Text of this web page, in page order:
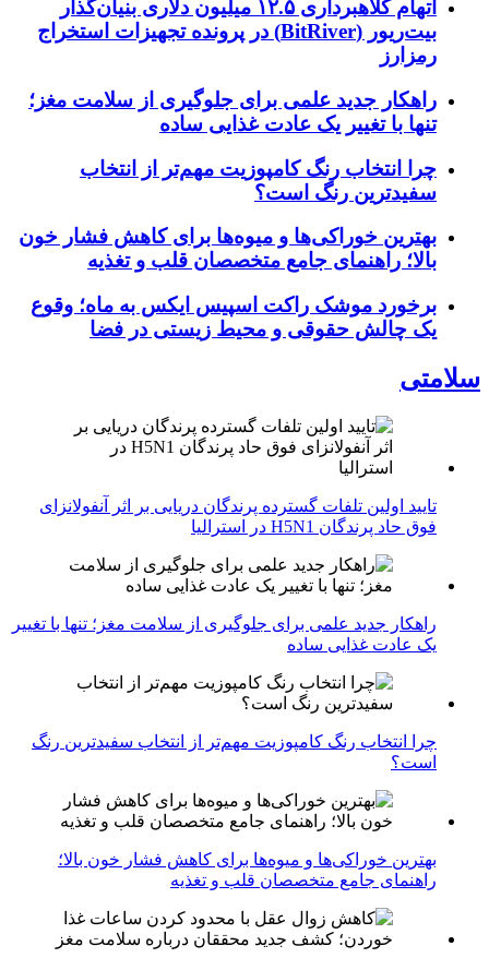
اتهام کلاهبرداری ۱۲.۵ میلیون دلاری بنیان‌گذار
بیت‌ریور (BitRiver) در پرونده تجهیزات استخراج
رمزارز
راهکار جدید علمی برای جلوگیری از سلامت مغز؛
تنها با تغییر یک عادت غذایی ساده
چرا انتخاب رنگ کامپوزیت مهم‌تر از انتخاب
سفیدترین رنگ است؟
بهترین خوراکی‌ها و میوه‌ها برای کاهش فشار خون
بالا؛ راهنمای جامع متخصصان قلب و تغذیه
برخورد موشک راکت اسپیس ایکس به ماه؛ وقوع
یک چالش حقوقی و محیط زیستی در فضا
سلامتی
تایید اولین تلفات گسترده پرندگان دریایی بر اثر آنفولانزای
فوق حاد پرندگان H5N1 در استرالیا
راهکار جدید علمی برای جلوگیری از سلامت مغز؛ تنها با تغییر
یک عادت غذایی ساده
چرا انتخاب رنگ کامپوزیت مهم‌تر از انتخاب سفیدترین رنگ
است؟
بهترین خوراکی‌ها و میوه‌ها برای کاهش فشار خون بالا؛
راهنمای جامع متخصصان قلب و تغذیه